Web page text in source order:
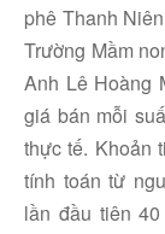
phê Thanh
Trường Mầm
Anh Lê Hoàng
giá bán mỗi
thực tế. Khoản
tính toán từ
lần đầu tiên